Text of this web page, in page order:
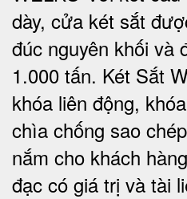
dày, cửa két sắt
đúc nguyên khối và
1.000 tấn. Két Sắt
khóa liên động,
chìa chống sao
nắm cho khách
đạc có giá trị và tài